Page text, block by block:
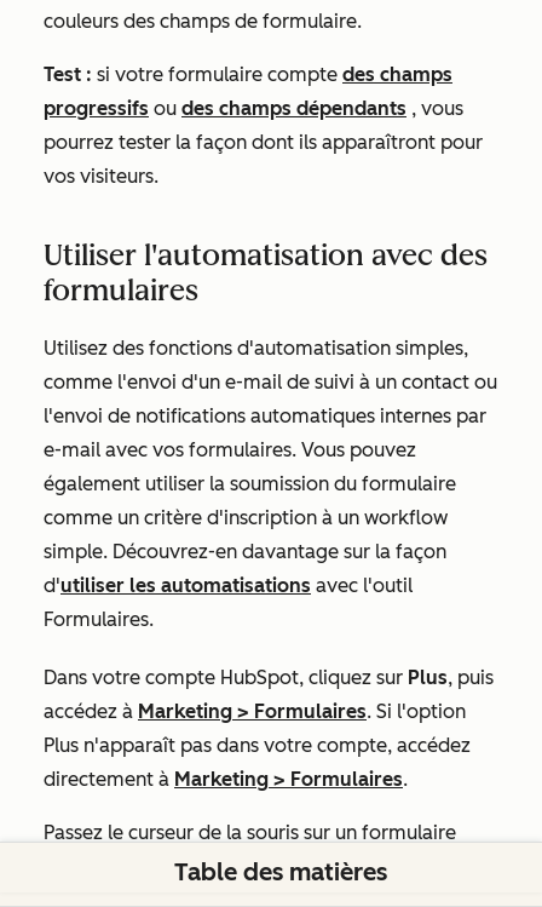
couleurs des champs de formulaire.
Test : si votre formulaire compte des champs
progressifs ou des champs dépendants , vous
pourrez tester la façon dont ils apparaîtront pour
vos visiteurs.
Utiliser l'automatisation avec des
formulaires
Utilisez des fonctions d'automatisation simples,
comme l'envoi d'un e-mail de suivi à un contact ou
l'envoi de notifications automatiques internes par
e-mail avec vos formulaires. Vous pouvez
également utiliser la soumission du formulaire
comme un critère d'inscription à un workflow
simple. Découvrez-en davantage sur la façon
d'utiliser les automatisations avec l'outil
Formulaires.
Dans votre compte HubSpot, cliquez sur Plus, puis
accédez à Marketing > Formulaires. Si l'option
Plus n'apparaît pas dans votre compte, accédez
directement à Marketing > Formulaires.
Passez le curseur de la souris sur un formulaire
existant et cliquez sur Modifier.
Table des matières